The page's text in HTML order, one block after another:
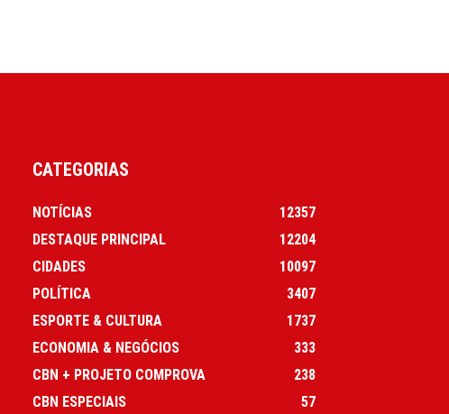
CATEGORIAS
NOTÍCIAS
12357
DESTAQUE PRINCIPAL
12204
CIDADES
10097
POLÍTICA
3407
ESPORTE & CULTURA
1737
ECONOMIA & NEGÓCIOS
333
CBN + PROJETO COMPROVA
238
CBN ESPECIAIS
57